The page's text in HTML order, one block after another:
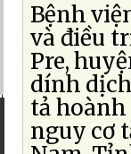
Bệnh
và điều
Pre,
dính
tả
nguy cơ